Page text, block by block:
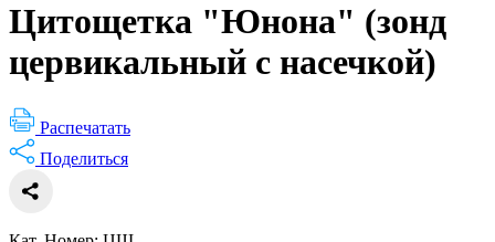
Цитощетка "Юнона" (зонд
цервикальный с насечкой)
Распечатать
Поделиться